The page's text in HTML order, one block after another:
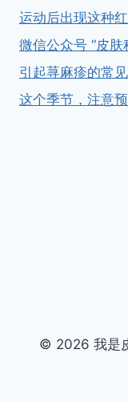
运动后出现这种
微信公众号 “皮肤
引起荨麻疹的常
这个季节，注意
© 2026 我是